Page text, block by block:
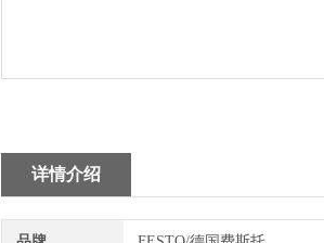
详情介绍